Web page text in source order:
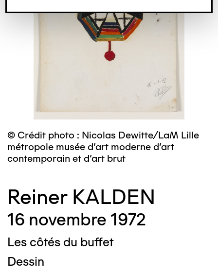
© Crédit photo : Nicolas Dewitte/LaM Lille
métropole musée d’art moderne d’art
contemporain et d’art brut
Reiner KALDEN
16 novembre 1972
Les côtés du buffet
Dessin